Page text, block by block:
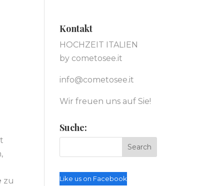
zu
Kontakt
HOCHZEIT ITALIEN
by cometosee.it
info@cometosee.it
Wir freuen uns auf Sie!
Suche:
Like us on Facebook